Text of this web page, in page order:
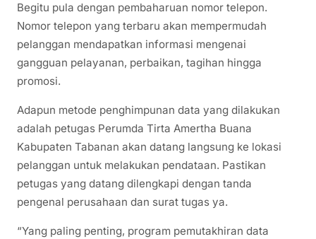
Begitu pula dengan pembaharuan nomor telepon.
Nomor telepon yang terbaru akan mempermudah
pelanggan mendapatkan informasi mengenai
gangguan pelayanan, perbaikan, tagihan hingga
promosi.
Adapun metode penghimpunan data yang dilakukan
adalah petugas Perumda Tirta Amertha Buana
Kabupaten Tabanan akan datang langsung ke lokasi
pelanggan untuk melakukan pendataan. Pastikan
petugas yang datang dilengkapi dengan tanda
pengenal perusahaan dan surat tugas ya.
“Yang paling penting, program pemutakhiran data